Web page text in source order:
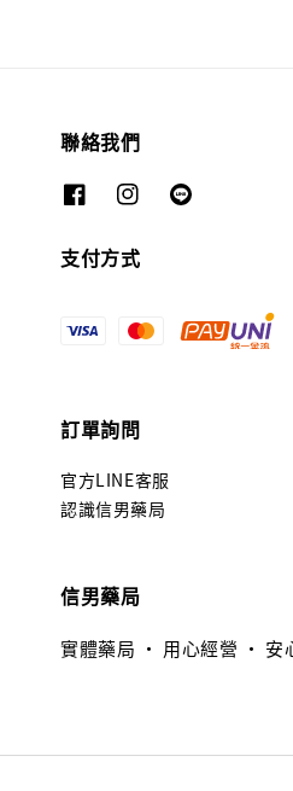
聯絡我們
支付方式
訂單詢問
官方LINE客服
認識信男藥局
信男藥局
實體藥局 · 用心經營 · 安